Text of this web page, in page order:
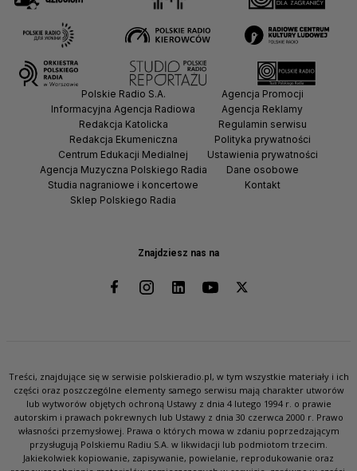
Znajdziesz nas na
Polskie Radio S.A.
Informacyjna Agencja Radiowa
Redakcja Katolicka
Redakcja Ekumeniczna
Centrum Edukacji Medialnej
Agencja Muzyczna Polskiego Radia
Studia nagraniowe i koncertowe
Sklep Polskiego Radia
Agencja Promocji
Agencja Reklamy
Regulamin serwisu
Polityka prywatności
Ustawienia prywatności
Dane osobowe
Kontakt
Treści, znajdujące się w serwisie polskieradio.pl, w tym wszystkie materiały i ich
części oraz poszczególne elementy samego serwisu mają charakter utworów
lub wytworów objętych ochroną Ustawy z dnia 4 lutego 1994 r. o prawie
autorskim i prawach pokrewnych lub Ustawy z dnia 30 czerwca 2000 r. Prawo
własności przemysłowej. Prawa o których mowa w zdaniu poprzedzającym
przysługują Polskiemu Radiu S.A. w likwidacji lub podmiotom trzecim.
Jakiekolwiek kopiowanie, zapisywanie, powielanie, reprodukowanie oraz